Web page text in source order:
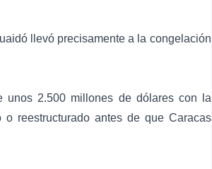
llevó precisamente a la congelación
unos 2.500 millones de dólares con la
reestructurado antes de que Caracas